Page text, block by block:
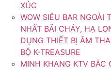
XÚC
WOW SIÊU BAR NGOÀI
NHẤT BÃI CHÁY, HẠ
DỤNG THIẾT BỊ ÂM
BỘ K-TREASURE
MINH KHANG KTV BẮC